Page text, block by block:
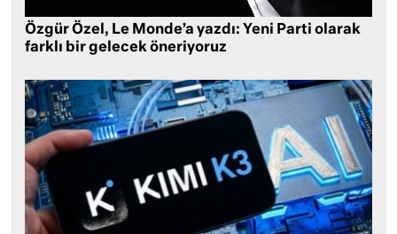
Özgür Özel, Le Monde’a yazdı: Yeni Parti olarak
farklı bir gelecek öneriyoruz